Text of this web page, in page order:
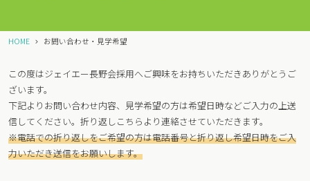
HOME お問い合わせ・見学希望
この度はジェイエー長野会採用へご興味をお持ちいただきありがとうご
ざいます。
下記よりお問い合わせ内容、見学希望の方は希望日時などご入力の上送
信してください。折り返しこちらより連絡させていただきます。
※電話での折り返しをご希望の方は電話番号と折り返し希望日時をご入
力いただき送信をお願いします。